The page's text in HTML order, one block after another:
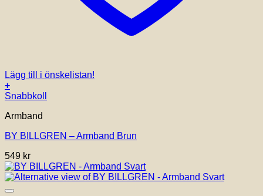
Lägg till i önskelistan!
+
Den
produkten
flera
De
olika
alternativen
kan
Snabbkoll
Armband
BY BILLGREN – Armband Brun
549 kr